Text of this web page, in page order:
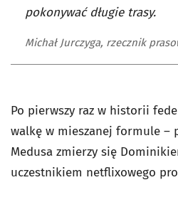
pokonywać długie trasy.
Michał Jurczyga, rzecznik
Po pierwszy raz w historii
walkę w mieszanej formule –
Medusa zmierzy się
uczestnikiem netflixowego